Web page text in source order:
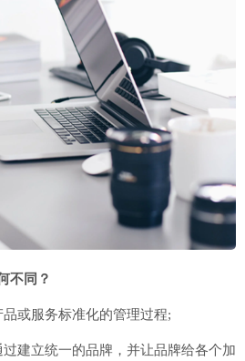
不同？
或服务标准化的管理过程;
立统一的品牌，并让品牌给各个加